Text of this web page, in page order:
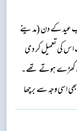
عید کے دن (مدینے
کی تعمیل کر دی
کھڑے ہوتے تھے۔
اسی وجہ سے برچھا